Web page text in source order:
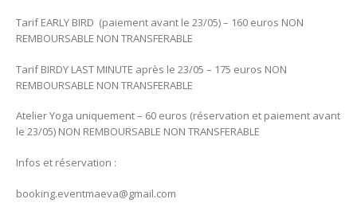
Tarif EARLY BIRD (paiement avant le 23/05) – 160 euros NON
REMBOURSABLE NON TRANSFERABLE
Tarif BIRDY LAST MINUTE après le 23/05 – 175 euros NON
REMBOURSABLE NON TRANSFERABLE
Atelier Yoga uniquement – 60 euros (réservation et paiement avant
le 23/05) NON REMBOURSABLE NON TRANSFERABLE
Infos et réservation :
booking.eventmaeva@gmail.com